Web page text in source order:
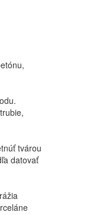
tvárou
datovať